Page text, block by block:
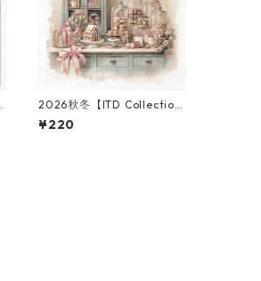
2026秋冬【ITD Collectio
n】ミニサイズ ライスペーパ
ー RSM3002 デコパージュ
¥220